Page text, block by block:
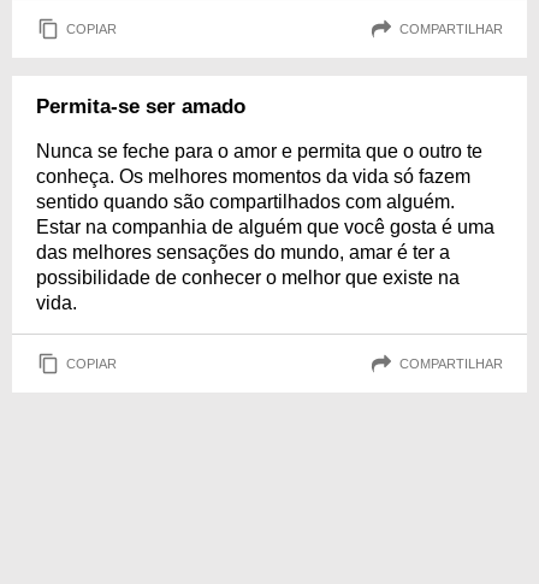
COPIAR COMPARTILHAR
Permita-se ser amado
Nunca se feche para o amor e permita que o outro te
conheça. Os melhores momentos da vida só fazem
sentido quando são compartilhados com alguém.
Estar na companhia de alguém que você gosta é uma
das melhores sensações do mundo, amar é ter a
possibilidade de conhecer o melhor que existe na
vida.
COPIAR COMPARTILHAR